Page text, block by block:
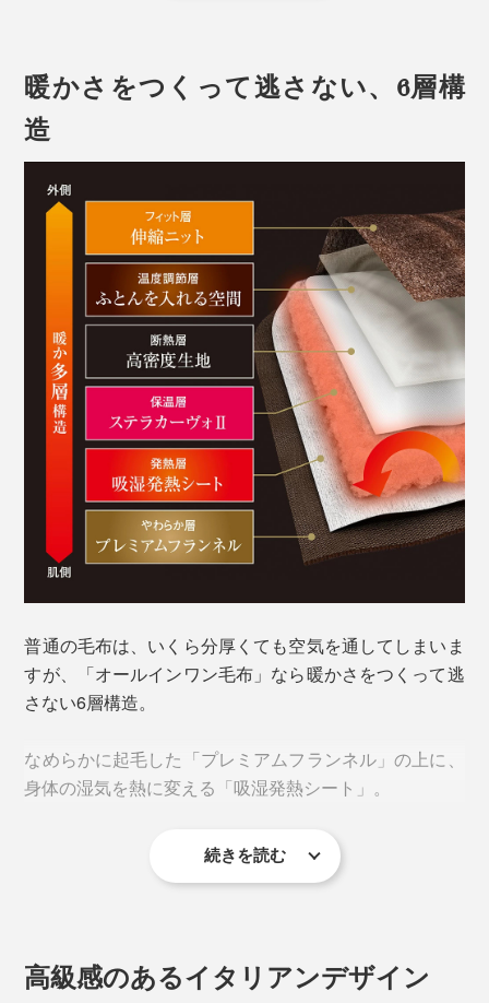
毛布と布団が一体化すれば、もうズレ問題とはさような
ら。朝までぐっすりおやすみなさい！
その起毛感は、まるでチンチラの毛皮のように、なめら
かで緻密。徹底した毛抜け処理がされているため、第三
者機関での検査でも最高等級の5級を取得。遊び毛や毛
抜けの心配もなく、快適です。
ありません。
暖かさをつくって逃さない、6層構
造
普通の毛布は、いくら分厚くても空気を通してしまいま
すが、「オールインワン毛布」なら暖かさをつくって逃
さない6層構造。
なめらかに起毛した「プレミアムフランネル」の上に、
身体の湿気を熱に変える「吸湿発熱シート」。
続きを読む
高級感のあるイタリアンデザイン